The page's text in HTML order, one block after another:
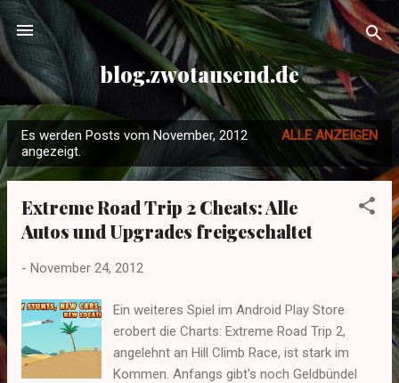
Direkt zum Hauptbereich
blog.zwotausend.de
o
Es werden Posts vom November, 2012
angezeigt.
ALLE ANZEIGEN
Extreme Road Trip 2 Cheats: Alle
Autos und Upgrades freigeschaltet
- November 24, 2012
Ein weiteres Spiel im Android Play Store
erobert die Charts: Extreme Road Trip 2,
angelehnt an Hill Climb Race, ist stark im
Kommen. Anfangs gibt's noch Geldbündel